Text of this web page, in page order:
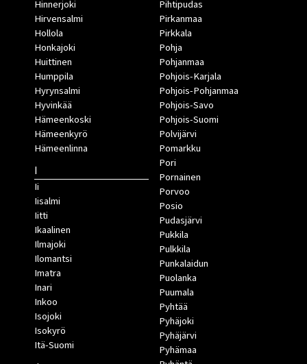
Hinnerjoki
Hirvensalmi
Hollola
Honkajoki
Huittinen
Humppila
Hyrynsalmi
Hyvinkää
Hämeenkoski
Hämeenkyrö
Hämeenlinna
I
Ii
Iisalmi
Iitti
Ikaalinen
Ilmajoki
Ilomantsi
Imatra
Inari
Inkoo
Isojoki
Isokyrö
Itä-Suomi
Pihtipudas
Pirkanmaa
Pirkkala
Pohja
Pohjanmaa
Pohjois-Karjala
Pohjois-Pohjanmaa
Pohjois-Savo
Pohjois-Suomi
Polvijärvi
Pomarkku
Pori
Pornainen
Porvoo
Posio
Pudasjärvi
Pukkila
Pulkkila
Punkalaidun
Puolanka
Puumala
Pyhtää
Pyhäjoki
Pyhäjärvi
Pyhämaa